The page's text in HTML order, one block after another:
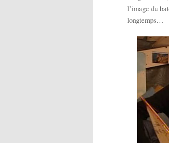
l’image du
longtemps…